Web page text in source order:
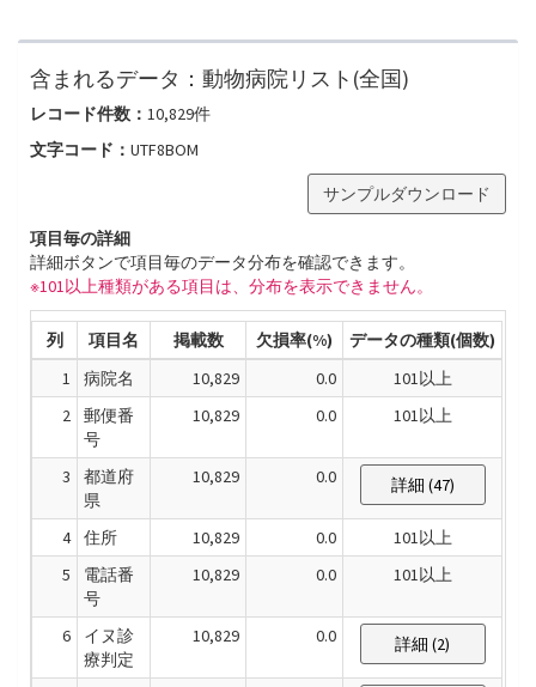
含まれるデータ： 動物病院リスト(全国)
レコード件数： 10,829件
文字コード： UTF8BOM
サンプルダウンロード
項目毎の詳細
詳細ボタンで項目毎のデータ分布を確認できます。
※101以上種類がある項目は、分布を表示できません。
列 項目名 掲載数 欠損率(%)
データの種類(個数)
1
病院名 10,829 0.0
101以上
2
郵便番
号
10,829 0.0 101以上
3
都道府
県
10,829 0.0 詳細 (47)
4 住所 10,829 0.0
101以上
5
電話番
号
10,829 0.0 101以上
6
イヌ診
療判定
10,829 0.0 詳細 (2)